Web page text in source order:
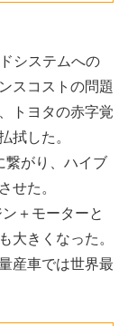
システムへの
スコストの問題
トヨタの赤字覚
拭した。
繋がり、ハイブ
せた。
＋モーターと
大きくなった。
産車では世界最